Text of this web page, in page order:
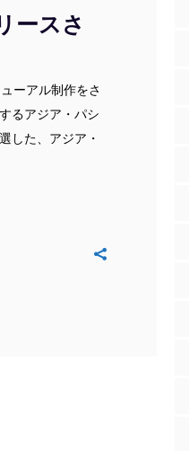
ースさ
ーアル制作をさ
るアジア・パシ
した、アジア・